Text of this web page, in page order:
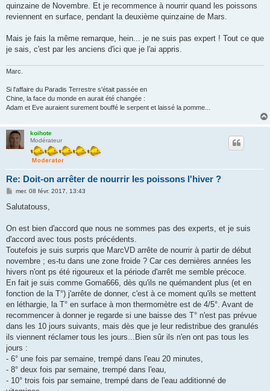
quinzaine de Novembre. Et je recommence à nourrir quand les poissons
reviennent en surface, pendant la deuxième quinzaine de Mars.
Mais je fais la même remarque, hein... je ne suis pas expert ! Tout ce que
je sais, c'est par les anciens d'ici que je l'ai appris.
Marc.
Si l'affaire du Paradis Terrestre s'était passée en
Chine, la face du monde en aurait été changée :
Adam et Eve auraient surement bouffé le serpent et laissé la pomme...
koihote
Modérateur
Re: Doit-on arrêter de nourrir les poissons l'hiver ?
M
s
g
mer. 08 févr. 2017, 13:43
Salutatouss,
On est bien d'accord que nous ne sommes pas des experts, et je suis
d'accord avec tous posts précédents.
Toutefois je suis surpris que MarcVD arrête de nourrir à partir de début
novembre ; es-tu dans une zone froide ? Car ces dernières années les
hivers n'ont ps été rigoureux et la période d'arrêt me semble précoce.
En fait je suis comme Goma666, dès qu'ils ne quémandent plus (et en
fonction de la T°) j'arrête de donner, c'est à ce moment qu'ils se mettent
en léthargie, la T° en surface à mon thermomètre est de 4/5°. Avant de
recommencer à donner je regarde si une baisse des T° n'est pas prévue
dans les 10 jours suivants, mais dès que je leur redistribue des granulés
ils viennent réclamer tous les jours...Bien sûr ils n'en ont pas tous les
jours :
- 6° une fois par semaine, trempé dans l'eau 20 minutes,
- 8° deux fois par semaine, trempé dans l'eau,
- 10° trois fois par semaine, trempé dans de l'eau additionné de